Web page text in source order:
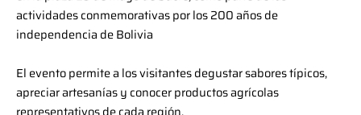
actividades conmemorativas por los 200 años de
independencia de Bolivia
El evento permite a los visitantes degustar sabores típicos,
apreciar artesanías y conocer productos agrícolas
representativos de cada región.